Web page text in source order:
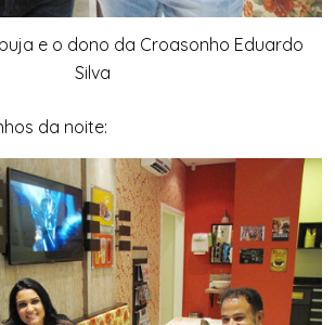
e o dono da Croasonho Eduardo
Silva
da noite: